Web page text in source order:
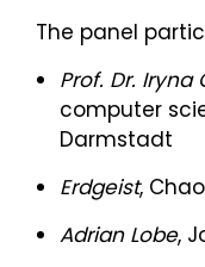
The panel
Prof. Dr. Iryna
computer
Darmstadt
Erdgeist,
Adrian Lobe,